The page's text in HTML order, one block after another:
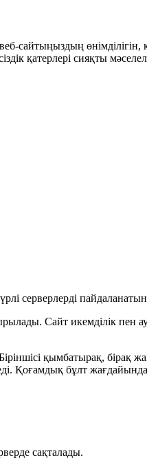
өнімділігін,
қатерлері сияқты
серверлерді пайдаланатын
Сайт икемділік пен
қымбатырақ, бірақ
Қоғамдық бұлт
сақталады.